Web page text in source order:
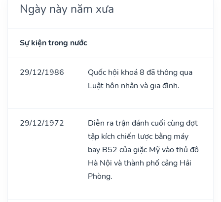
Ngày này năm xưa
Sự kiện trong nước
29/12/1986
Quốc hội khoá 8 đã thông qua
Luật hôn nhân và gia đình.
29/12/1972
Diễn ra trận đánh cuối cùng đợt
tập kích chiến lược bằng máy
bay B52 của giặc Mỹ vào thủ đô
Hà Nội và thành phố cảng Hải
Phòng.